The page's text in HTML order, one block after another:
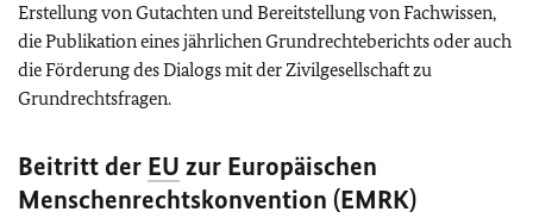
Erstellung von Gutachten und Bereitstellung von Fachwissen,
die Publikation eines jährlichen Grundrechteberichts oder auch
die Förderung des Dialogs mit der Zivilgesellschaft zu
Grundrechtsfragen.
Beitritt der EU zur Europäischen
Menschenrechtskonvention (EMRK)